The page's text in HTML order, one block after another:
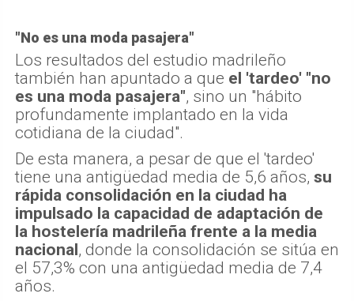
"No es una moda pasajera"
Los resultados del estudio madrileño
también han apuntado a que el 'tardeo' "no
es una moda pasajera", sino un "hábito
profundamente implantado en la vida
cotidiana de la ciudad".
De esta manera, a pesar de que el 'tardeo'
tiene una antigüedad media de 5,6 años, su
rápida consolidación en la ciudad ha
impulsado la capacidad de adaptación de
la hostelería madrileña frente a la media
nacional, donde la consolidación se sitúa en
el 57,3% con una antigüedad media de 7,4
años.